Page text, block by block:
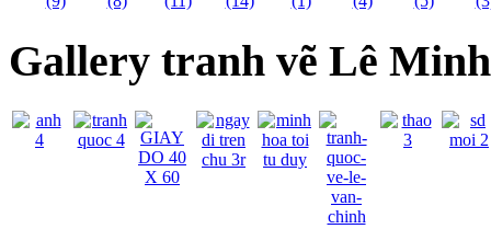
Gallery tranh vẽ Lê